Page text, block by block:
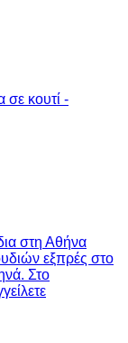
Σμύρνη
σε κουτί -
στη Αθήνα
εξπρές στο
Στο